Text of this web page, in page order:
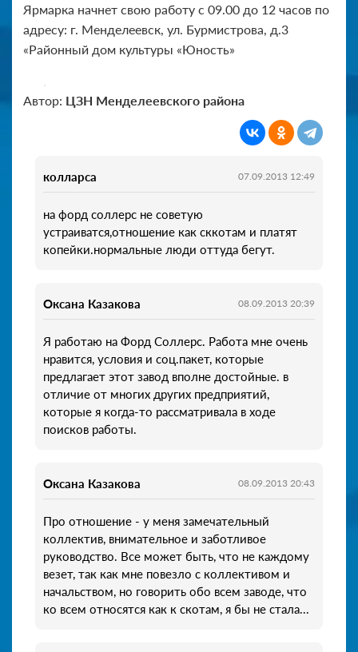
Ярмарка начнет свою работу с 09.00 до 12 часов по
адресу: г. Менделеевск, ул. Бурмистрова, д.3
«Районный дом культуры «Юность»
Автор: ЦЗН Менделеевского района
колларса 07.09.2013 12:49
на форд соллерс не советую
устраиватся,отношение как сккотам и платят
копейки.нормальные люди оттуда бегут.
Оксана Казакова 08.09.2013 20:39
Я работаю на Форд Соллерс. Работа мне очень
нравится, условия и соц.пакет, которые
предлагает этот завод вполне достойные. в
отличие от многих других предприятий,
которые я когда-то рассматривала в ходе
поисков работы.
Оксана Казакова 08.09.2013 20:43
Про отношение - у меня замечательный
коллектив, внимательное и заботливое
руководство. Все может быть, что не каждому
везет, так как мне повезло с коллективом и
начальством, но говорить обо всем заводе, что
ко всем относятся как к скотам, я бы не стала...